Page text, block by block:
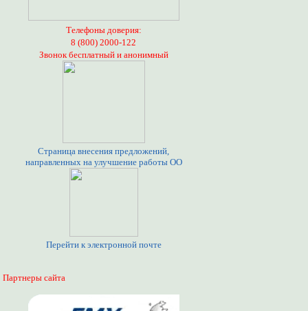
Телефоны доверия:
8 (800) 2000-122
Звонок бесплатный и анонимный
Страница внесения предложений,
направленных на улучшение работы ОО
Перейти к электронной почте
Партнеры сайта